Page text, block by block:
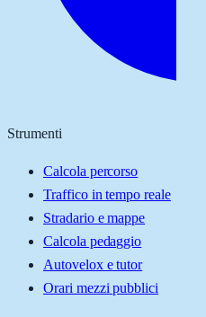
Strumenti
Calcola percorso
Traffico in tempo reale
Stradario e mappe
Calcola pedaggio
Autovelox e tutor
Orari mezzi pubblici